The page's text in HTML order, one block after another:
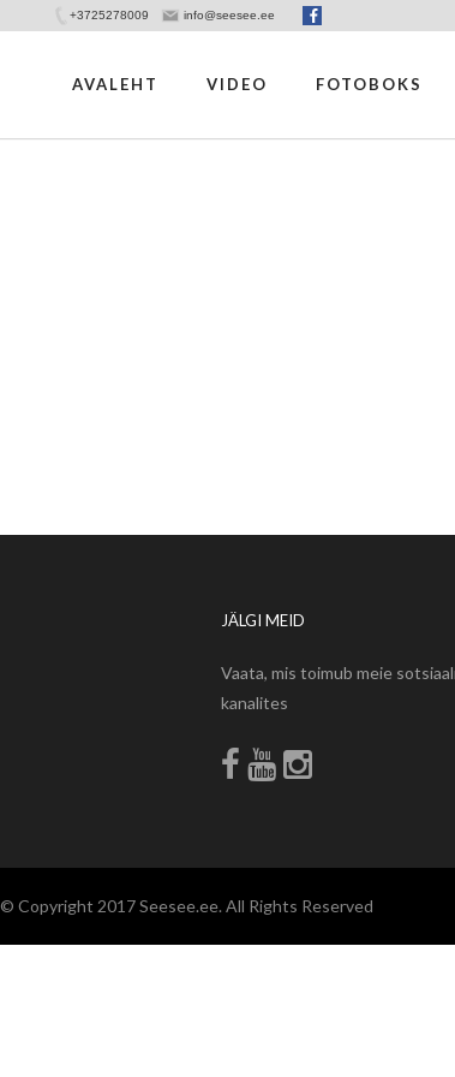
+3725278009 info@seesee.ee
AVALEHT VIDEO FOTOBOKS
JÄLGI MEID
Vaata, mis toimub meie
kanalites
© Copyright 2017 Seesee.ee. All Rights Reserved